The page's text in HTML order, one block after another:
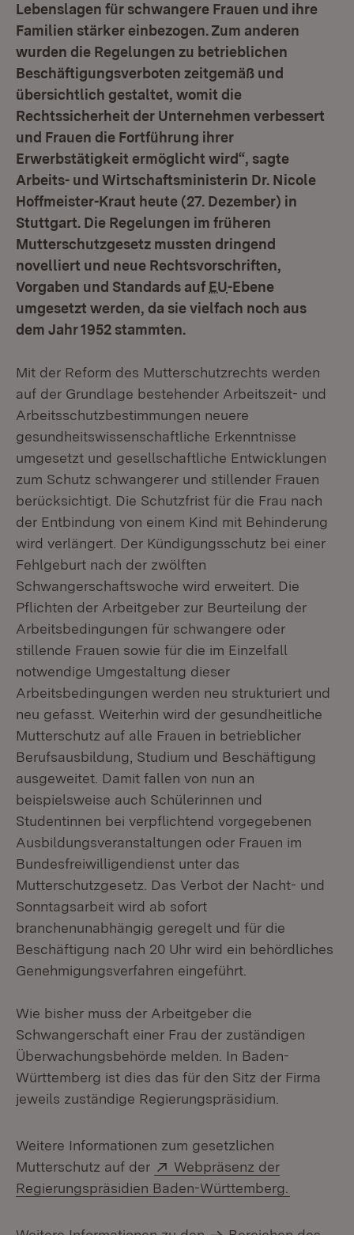
Lebenslagen für schwangere Frauen und ihre
Familien stärker einbezogen. Zum anderen
wurden die Regelungen zu betrieblichen
Beschäftigungsverboten zeitgemäß und
übersichtlich gestaltet, womit die
Rechtssicherheit der Unternehmen verbessert
und Frauen die Fortführung ihrer
Erwerbstätigkeit ermöglicht wird“, sagte
Arbeits- und Wirtschaftsministerin Dr. Nicole
Hoffmeister-Kraut heute (27. Dezember) in
Stuttgart. Die Regelungen im früheren
Mutterschutzgesetz mussten dringend
novelliert und neue Rechtsvorschriften,
Vorgaben und Standards auf EU-Ebene
umgesetzt werden, da sie vielfach noch aus
dem Jahr 1952 stammten.
Mit der Reform des Mutterschutzrechts werden
auf der Grundlage bestehender Arbeitszeit- und
Arbeitsschutzbestimmungen neuere
gesundheitswissenschaftliche Erkenntnisse
umgesetzt und gesellschaftliche Entwicklungen
zum Schutz schwangerer und stillender Frauen
berücksichtigt. Die Schutzfrist für die Frau nach
der Entbindung von einem Kind mit Behinderung
wird verlängert. Der Kündigungsschutz bei einer
Fehlgeburt nach der zwölften
Schwangerschaftswoche wird erweitert. Die
Pflichten der Arbeitgeber zur Beurteilung der
Arbeitsbedingungen für schwangere oder
stillende Frauen sowie für die im Einzelfall
notwendige Umgestaltung dieser
Arbeitsbedingungen werden neu strukturiert und
neu gefasst. Weiterhin wird der gesundheitliche
Mutterschutz auf alle Frauen in betrieblicher
Berufsausbildung, Studium und Beschäftigung
ausgeweitet. Damit fallen von nun an
beispielsweise auch Schülerinnen und
Studentinnen bei verpflichtend vorgegebenen
Ausbildungsveranstaltungen oder Frauen im
Bundesfreiwilligendienst unter das
Mutterschutzgesetz. Das Verbot der Nacht- und
Sonntagsarbeit wird ab sofort
branchenunabhängig geregelt und für die
Beschäftigung nach 20 Uhr wird ein behördliches
Genehmigungsverfahren eingeführt.
Wie bisher muss der Arbeitgeber die
Schwangerschaft einer Frau der zuständigen
Überwachungsbehörde melden. In Baden-
Württemberg ist dies das für den Sitz der Firma
jeweils zuständige Regierungspräsidium.
Weitere Informationen zum gesetzlichen
Mutterschutz auf der
Extern:
Webpräsenz der
Regierungspräsidien Baden-Württemberg.